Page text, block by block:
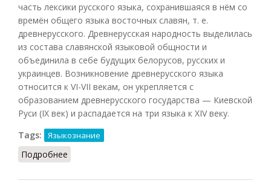
часть лексики русского языка, сохранившаяся в нём со
времён общего языка восточных славян, т. е.
древнерусского. Древнерусская народность выделилась
из состава славянской языковой общности и
объединила в себе будущих белорусов, русских и
украинцев. Возникновение древнерусского языка
относится к VI-VII векам, он укрепляется с
образованием древнерусского государства — Киевской
Руси (IX век) и распадается на три языка к XIV веку.
Tags:
Языкознание
Подробнее